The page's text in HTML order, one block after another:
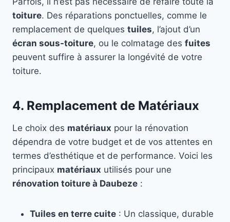
toiture. Des réparations ponctuelles, comme le
remplacement de quelques tuiles, l’ajout d’un
écran sous-toiture, ou le colmatage des fuites
peuvent suffire à assurer la longévité de votre
toiture.
4. Remplacement de Matériaux
Le choix des matériaux pour la rénovation
dépendra de votre budget et de vos attentes en
termes d’esthétique et de performance. Voici les
principaux matériaux utilisés pour une
rénovation toiture à Daubeze :
Tuiles en terre cuite : Un classique, durable